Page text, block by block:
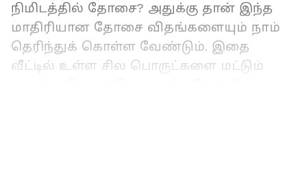
நிமிடத்தில் தோசை? அதுக்கு தான் இந்த
மாதிரியான தோசை விதங்களையும் நாம்
தெரிந்துக் கொள்ள வேண்டும். இதை
வீட்டில் உள்ள சில பொருட்களை மட்டும்